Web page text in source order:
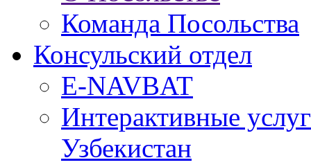
Команда Посольства
Консульский отдел
E-NAVBAT
Интерактивные
Узбекистан